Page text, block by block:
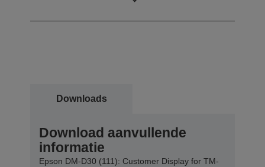
Downloads
Download aanvullende
informatie
Epson DM-D30 (111): Customer Display for TM-